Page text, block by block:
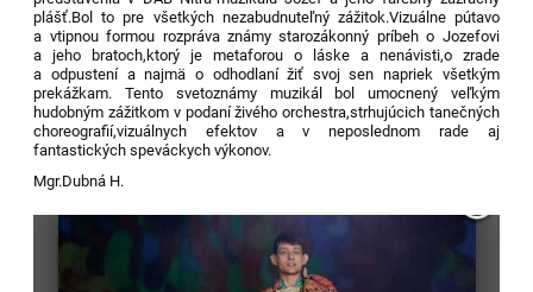
plášť.Bol to pre všetkých nezabudnuteľný zážitok.Vizuálne pútavo
a vtipnou formou rozpráva známy starozákonný príbeh o Jozefovi
a jeho bratoch,ktorý je metaforou o láske a nenávisti,o zrade
a odpustení a najmä o odhodlaní žiť svoj sen napriek všetkým
prekážkam. Tento svetoznámy muzikál bol umocnený veľkým
hudobným zážitkom v podaní živého orchestra,strhujúcich tanečných
choreografií,vizuálnych efektov a v neposlednom rade aj
fantastických speváckych výkonov.
Mgr.Dubná H.